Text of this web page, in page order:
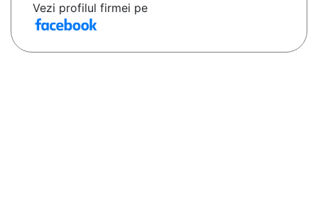
Vezi profilul firmei pe